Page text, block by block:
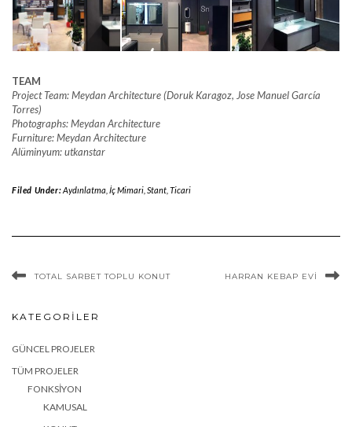
TEAM
Project Team: Meydan Architecture (Doruk Karagoz, Jose Manuel García
Torres)
Photographs: Meydan Architecture
Furniture: Meydan Architecture
Alüminyum: utkanstar
Filed Under:Aydınlatma İç Mimari, Stant, Ticari
TOTAL SARBET TOPLU KONUT HARRAN KEBAP EVI
KATEGORILER
GÜNCEL PROJELER
TÜM PROJELER
FONKSIYON
KAMUSAL